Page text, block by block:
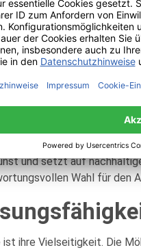
an den Stil des
setzt,
und setzt auf
Wahl für den
ist ihre Vielseitigkeit. Die